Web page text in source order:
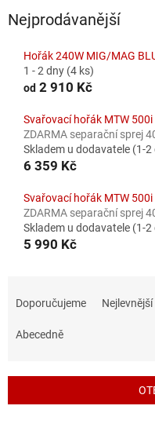
Nejprodávanější
Hořák 240W MIG/MAG
1 - 2 dny (4 ks)
od 2 910 Kč
Svařovací hořák MTW 500i
ZDARMA separační sprej
Skladem u dodavatele (1-2
6 359 Kč
Svařovací hořák MTW 500i
ZDARMA separační sprej
Skladem u dodavatele (1-2
5 990 Kč
r
Doporučujeme Nejlevnější
Abecedně